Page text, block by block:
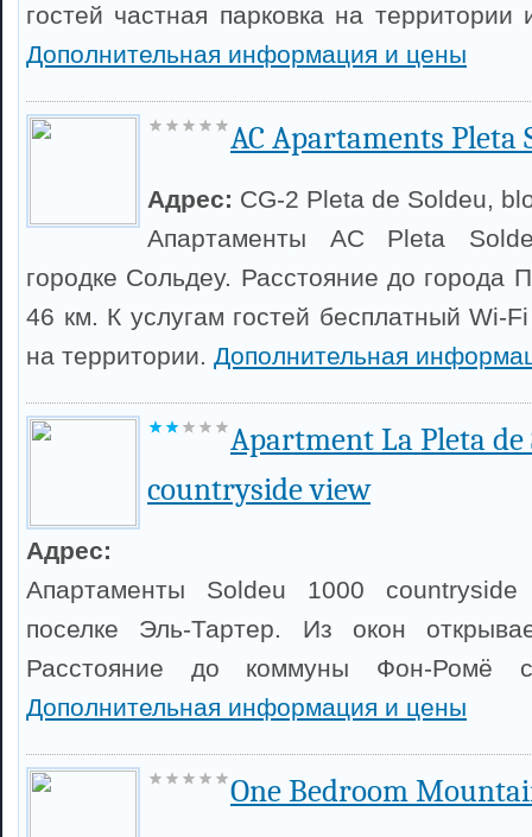
гостей частная парковка на
Дополнительная информация и цены
AC Apartaments Pleta
Адрес: CG-2 Pleta de Soldeu,
Апартаменты AC Pleta
городке Сольдеу. Расстояние до города
46 км. К услугам гостей бесплатный Wi-
на территории. Дополнительная
Apartment La Pleta de
countryside view
Адрес:
Апартаменты Soldeu 1000
поселке Эль-Тартер. Из окон
Расстояние до коммуны Фон-Ромё
Дополнительная информация и цены
One Bedroom